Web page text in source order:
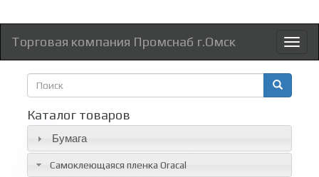
Торговая компания Промснаб г.Омск
Форма
поиска
Каталог товаров
Бумага
Самоклеющаяся пленка Oracal